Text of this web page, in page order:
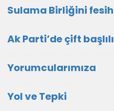
Sulama Birliğini
Ak Parti’de çift
Yorumcularımıza
Yol ve Tepki